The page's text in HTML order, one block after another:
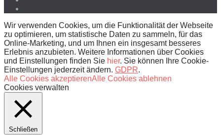
Wir verwenden Cookies, um die Funktionalität der Webseite
zu optimieren, um statistische Daten zu sammeln, für das
Online-Marketing, und um Ihnen ein insgesamt besseres
Erlebnis anzubieten. Weitere Informationen über Cookies
und Einstellungen finden Sie hier. Sie können Ihre Cookie-
Einstellungen jederzeit ändern. GDPR.
Alle Cookies akzeptierenAlle Cookies ablehnen
Cookies verwalten
Schließen